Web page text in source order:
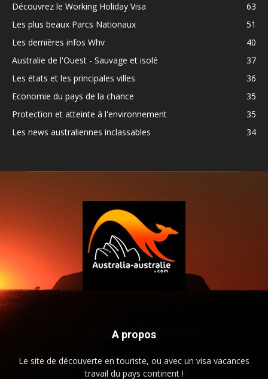
Découvrez le Working Holiday Visa
63
Les plus beaux Parcs Nationaux
51
Les dernières infos Whv
40
Australie de l'Ouest - Sauvage et isolé
37
Les états et les principales villes
36
Economie du pays de la chance
35
Protection et atteinte à l'environnement
35
Les news australiennes inclassables
34
A propos
Le site de découverte en touriste, ou avec un visa vacances
travail du pays continent !